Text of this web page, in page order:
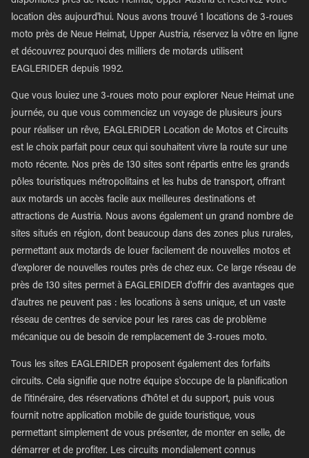
location dès aujourd'hui. Nous avons trouvé 1 locations de 3-roues
moto près de Neue Heimat, Upper Austria, réservez la vôtre en ligne
et découvrez pourquoi des milliers de motards utilisent
EAGLERIDER depuis 1992.
Que vous louiez une 3-roues moto pour explorer Neue Heimat une
journée, ou que vous commenciez un voyage de plusieurs jours
pour réaliser un rêve, EAGLERIDER Location de Motos et Circuits
est le choix parfait pour ceux qui souhaitent vivre la route sur une
moto récente. Nos près de 130 sites sont répartis entre les grands
pôles touristiques métropolitains et les hubs de transport, offrant
aux motards un accès facile aux meilleures destinations et
attractions de Austria. Nous avons également un grand nombre de
sites situés en région, dont beaucoup dans des zones plus rurales,
permettant aux motards de louer facilement de nouvelles motos et
d'explorer de nouvelles routes près de chez eux. Ce large réseau de
près de 130 sites permet à EAGLERIDER d'offrir des avantages que
d'autres ne peuvent pas : les locations à sens unique, et un vaste
réseau de centres de service pour les rares cas de problème
mécanique ou de besoin de remplacement de 3-roues moto.
Tous les sites EAGLERIDER proposent également des forfaits
circuits. Cela signifie que notre équipe s'occupe de la planification
de l'itinéraire, des réservations d'hôtel et du support, puis vous
fournit notre application mobile de guide touristique, vous
permettant simplement de vous présenter, de monter en selle, de
démarrer et de profiter. Les circuits mondialement connus